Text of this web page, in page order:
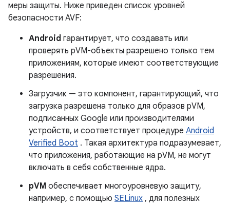
меры защиты. Ниже приведен список уровней
безопасности AVF:
Android гарантирует, что создавать или
проверять pVM-объекты разрешено только тем
приложениям, которые имеют соответствующие
разрешения.
Загрузчик — это компонент, гарантирующий, что
загрузка разрешена только для образов pVM,
подписанных Google или производителями
устройств, и соответствует процедуре Android
Verified Boot . Такая архитектура подразумевает,
что приложения, работающие на pVM, не могут
включать в себя собственные ядра.
pVM обеспечивает многоуровневую защиту,
например, с помощью SELinux , для полезных